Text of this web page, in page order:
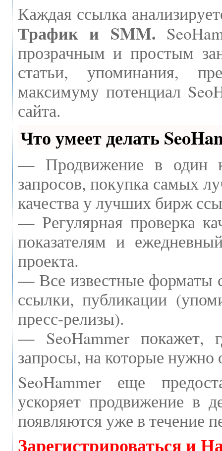
Каждая ссылка
Трафик и SMM.
прозрачным и простым
статьи, упоминания,
максимуму потенциал
сайта.
Что умеет делать
— Продвижение в один
запросов, покупка самых
качества у лучших бирж
— Регулярная проверка
показателям и
проекта.
— Все известные форматы
ссылки, публикации
пресс-релизы).
— SeoHammer покажет,
запросы, на которые нужно
SeoHammer еще
ускоряет продвижение в
появляются уже в течение
Зарегистрироваться и